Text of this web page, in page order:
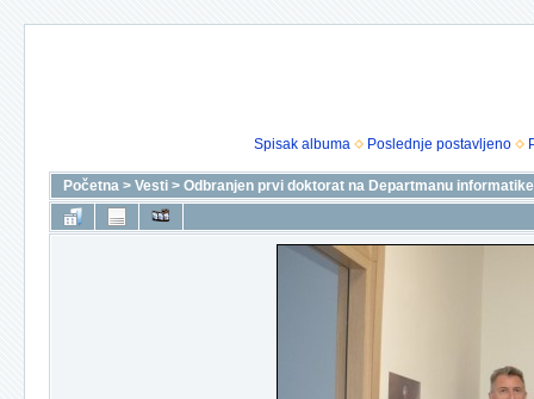
Spisak albuma Poslednje postavljeno
Početna > Vesti > Odbranjen prvi doktorat na Departmanu